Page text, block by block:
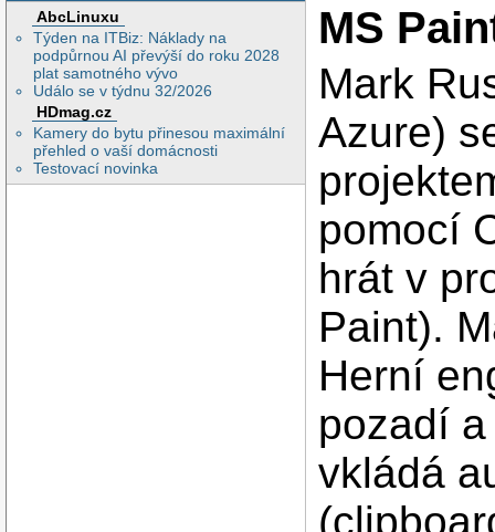
AbcLinuxu
Týden na ITBiz: Náklady na
podpůrnou AI převýší do roku 2028
plat samotného vývo
Událo se v týdnu 32/2026
HDmag.cz
Kamery do bytu přinesou maximální
přehled o vaší domácnosti
Testovací novinka
MS
Mark
Azure)
pomocí
hrát v
Paint).
Herní
pozadí
vkládá